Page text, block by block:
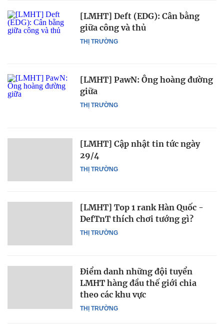
THỊ TRƯỜNG
[LMHT] Deft (EDG): Cân bằng
giữa công và thủ
THỊ TRƯỜNG
[LMHT] PawN: Ông hoàng đường
giữa
THỊ TRƯỜNG
[LMHT] Cập nhật tin tức ngày
29/4
THỊ TRƯỜNG
[LMHT] Top 1 rank Hàn Quốc -
DefTnT thích chơi tướng gì?
THỊ TRƯỜNG
Điểm danh những đội tuyển
LMHT hàng đầu thế giới chia
theo các khu vực